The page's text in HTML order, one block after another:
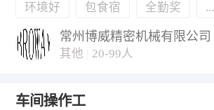
环境好 包食宿 全勤奖 ...
常州博威精密机械有限公司
其他 20-99人
车间操作工